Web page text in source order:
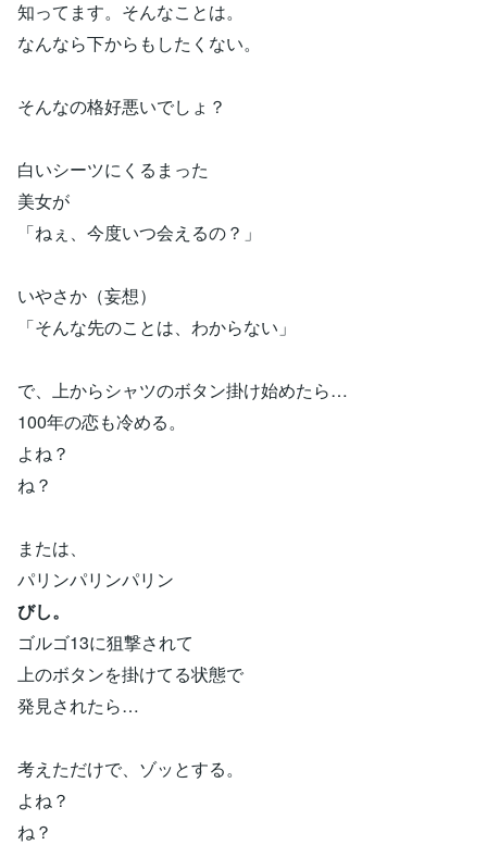
知ってます。そんなことは。
なんなら下からもしたくない。
そんなの格好悪いでしょ？
白いシーツにくるまった
美女が
「ねぇ、今度いつ会えるの？」
いやさか（妄想）
「そんな先のことは、わからない」
で、上からシャツのボタン掛け始めたら…
100年の恋も冷める。
よね？
ね？
または、
パリンパリンパリン
びし。
ゴルゴ13に狙撃されて
上のボタンを掛けてる状態で
発見されたら…
考えただけで、ゾッとする。
よね？
ね？